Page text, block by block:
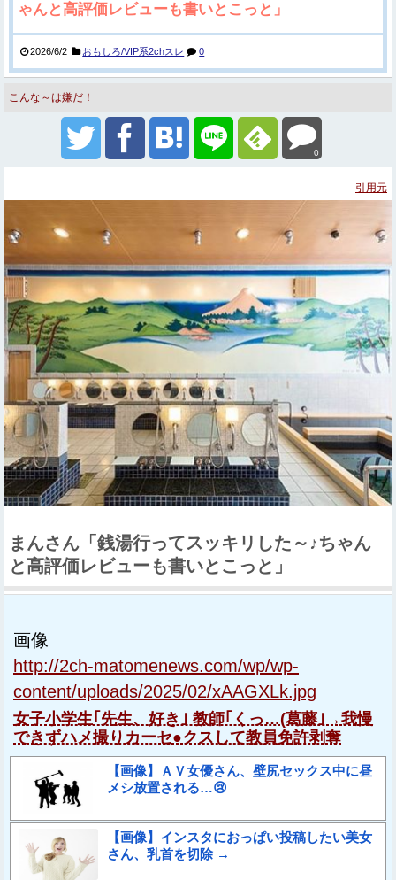
ゃんと高評価レビューも書いとこっと」
2026/6/2 おもしろ/VIP系2chスレ 0
こんな～は嫌だ！
0
引用元
まんさん「銭湯行ってスッキリした～♪ちゃん
と高評価レビューも書いとこっと」
画像
http://2ch-matomenews.com/wp/wp-
content/uploads/2025/02/xAAGXLk.jpg
女子小学生｢先生、好き｣ 教師｢くっ…(葛藤｣→我慢
できずハメ撮りカーセ●クスして教員免許剥奪
【画像】ＡＶ女優さん、壁尻セックス中に昼
メシ放置される…😢
【画像】インスタにおっぱい投稿したい美女
さん、乳首を切除 →